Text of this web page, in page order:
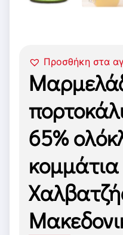
Προσθήκη στα
65%